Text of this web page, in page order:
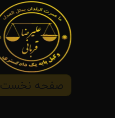
صفحه نخست